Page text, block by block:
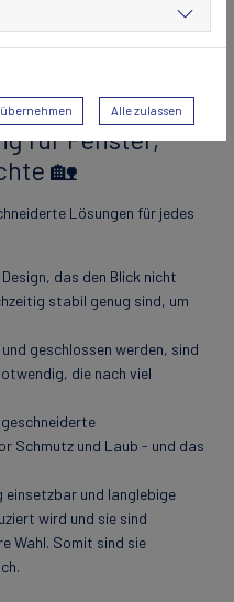
hochwertige
für Fenster,
🏡
Lösungen für jedes
das den Blick nicht
stabil genug sind, um
geschlossen werden, sind
die nach viel
Schmutz und Laub - und das
und langlebige
wird und sie sind
Wahl. Somit sind sie
Alle zulassen